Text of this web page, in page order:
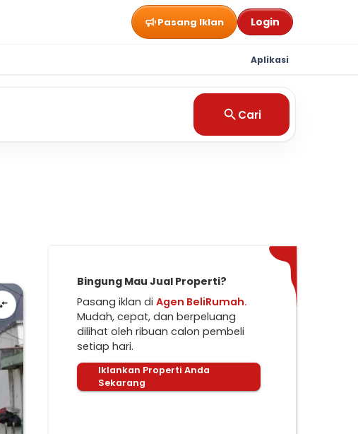
Pasang Iklan Login
Aplikasi
Cari
Bingung Mau Jual Properti?
Pasang iklan di Agen BeliRumah.
Mudah, cepat, dan berpeluang
dilihat oleh ribuan calon pembeli
setiap hari.
Iklankan Properti Anda
Sekarang